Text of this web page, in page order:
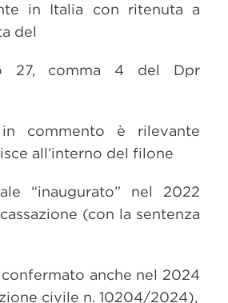
in Italia con ritenuta a
del
27, comma 4 del Dpr
commento è rilevante
all’interno del filone
“inaugurato” nel 2022
(con la sentenza
anche nel 2024
civile n. 10204/2024),